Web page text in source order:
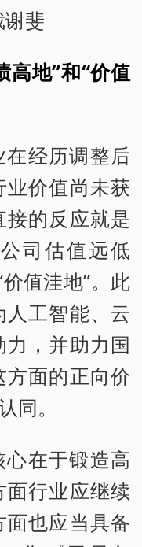
斐
高地”和“价值
经历调整后
价值尚未获
的反应就是
司估值远低
值洼地”。此
工智能、云
，并助力国
面的正向价
同。
在于锻造高
行业应继续
也应当具备